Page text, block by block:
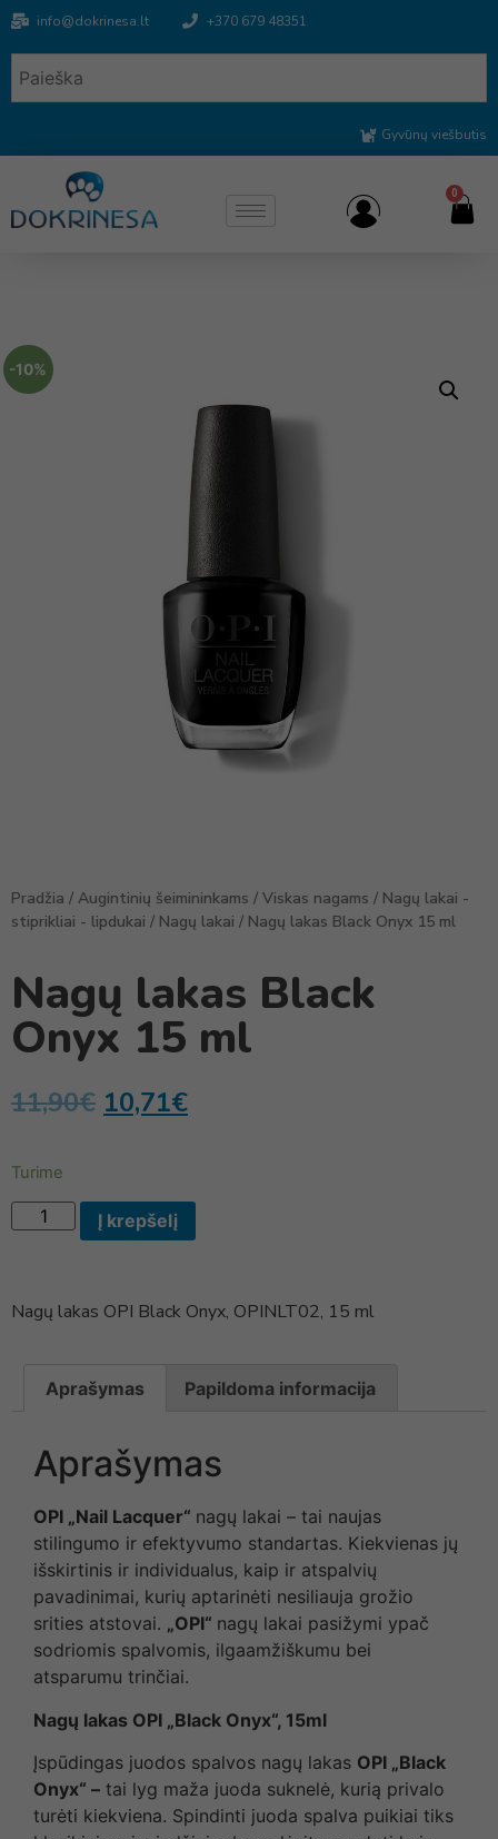
info@dokrinesa.lt +370 679 48351
Gyvūnų viešbutis
0
-10%
Pradžia / Augintinių šeimininkams / Viskas nagams / Nagų lakai -
stiprikliai - lipdukai / Nagų lakai / Nagų lakas Black Onyx 15 ml
Nagų lakas Black
Onyx 15 ml
11,90€ 10,71€
Turime
Į krepšelį
Nagų lakas OPI Black Onyx, OPINLT02, 15 ml
Aprašymas Papildoma informacija
Aprašymas
OPI „Nail Lacquer“ nagų lakai – tai naujas
stilingumo ir efektyvumo standartas. Kiekvienas jų
išskirtinis ir individualus, kaip ir atspalvių
pavadinimai, kurių aptarinėti nesiliauja grožio
srities atstovai. „OPI“ nagų lakai pasižymi ypač
sodriomis spalvomis, ilgaamžiškumu bei
atsparumu trinčiai.
Nagų lakas OPI „Black Onyx“, 15ml
Įspūdingas juodos spalvos nagų lakas OPI „Black
Onyx“ – tai lyg maža juoda suknelė, kurią privalo
turėti kiekviena. Spindinti juoda spalva puikiai tiks